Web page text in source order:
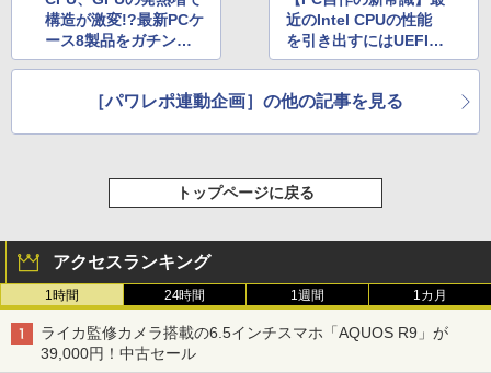
構造が激変!?最新PCケ
ース8製品をガチンコ
比較！
近のIntel CPUの性能
を引き出すにはUEFIの
設定が必要？
［パワレポ連動企画］の他の記事を見る
トップページに戻る
アクセスランキング
1時間 24時間 1週間 1カ月
ライカ監修カメラ搭載の6.5インチスマホ「AQUOS R9」が
39,000円！中古セール